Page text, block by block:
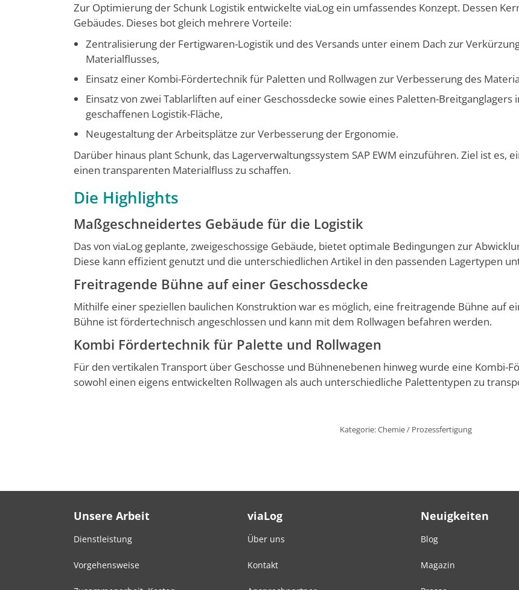
Zur Optimierung der Schunk Logistik ent­wickelte viaLog ein umfassendes Konzept. Dessen
Gebäudes. Dieses bot gleich mehrere Vorteile:
Zentralisierung der Fertigwaren-Logistik und des Versands unter einem Dach zur
Materialflusses,
Einsatz einer Kombi-Fördertechnik für Paletten und Rollwagen zur Verbesse­rung des
Einsatz von zwei Tablarliften auf einer Geschossdecke sowie eines Paletten-
geschaffenen Logistik-Fläche,
Neugestaltung der Arbeitsplätze zur Verbesserung der Ergonomie.
Darüber hinaus plant Schunk, das Lagerver­waltungssystem SAP EWM einzuführen. Ziel ist es,
einen transparenten Materialfluss zu schaffen.
Die Highlights
Maßgeschneidertes Gebäude für die Logistik
Das von viaLog geplante, zweigeschos­sige Gebäude, bietet optimale Bedin­gungen zur
Diese kann effi­zient genutzt und die unterschiedlichen Artikel in den passenden Lagertypen
Freitragende Bühne auf einer Geschossdecke
Mithilfe einer speziellen baulichen Kon­struktion war es möglich, eine freitra­gende Bühne auf
Bühne ist förder­technisch angeschlossen und kann mit dem Rollwagen befahren werden.
Kombi Fördertechnik für Palette und Rollwagen
Für den vertikalen Transport über Ge­schosse und Bühnenebenen hinweg wurde eine Kombi-
sowohl einen eigens entwickelten Rollwagen als auch unterschiedliche Palettentypen zu
Kategorie:Chemie / Prozessfertigung
Unsere Arbeit
Dienstleistung
Vorgehensweise
viaLog
Über uns
Kontakt
Neuigkeiten
Blog
Magazin